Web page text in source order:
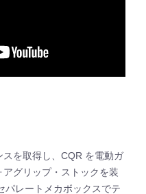
スを取得し、CQR を電動ガ
グリップ・ストックを装
パレートメカボックスでテ